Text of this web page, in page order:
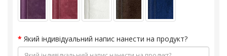
Який індивідуальний напис нанести на продукт?